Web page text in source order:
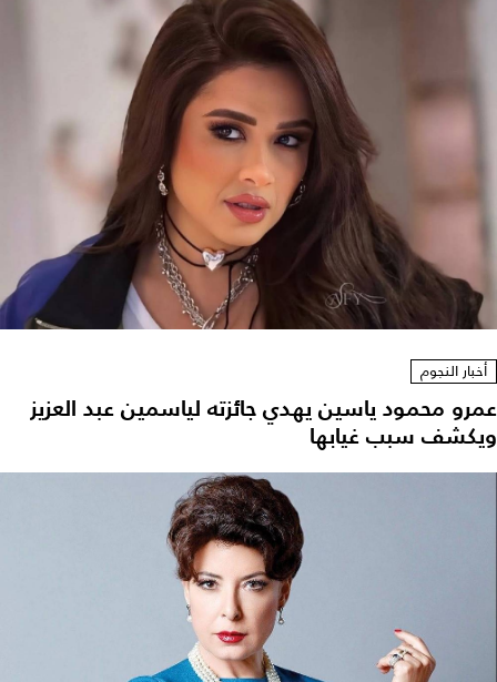
أخبار النجوم
عمرو محمود ياسين يهدي جائزته لياسمين عبد العزيز
ويكشف سبب غيابها